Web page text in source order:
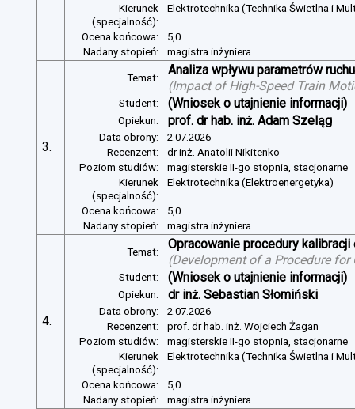
Kierunek
(specjalność):
Elektrotechnika (Technika Świetlna i
Ocena końcowa:
5,0
Nadany stopień:
magistra inżyniera
3.
Temat:
Analiza wpływu parametrów
(Impact of High-Speed Train
Student: (Wniosek o utajnienie informacji)
Opiekun: prof. dr hab. inż. Adam Szeląg
Data obrony:
2.07.2026
Recenzent:
dr inż. Anatolii Nikitenko
Poziom studiów:
magisterskie II-go stopnia, stacjonarne
Kierunek
(specjalność):
Elektrotechnika (Elektroenergetyka)
Ocena końcowa:
5,0
Nadany stopień:
magistra inżyniera
4.
Temat:
Opracowanie procedury
(Development of a Procedure for
Student: (Wniosek o utajnienie informacji)
Opiekun: dr inż. Sebastian Słomiński
Data obrony:
2.07.2026
Recenzent:
prof. dr hab. inż. Wojciech Żagan
Poziom studiów:
magisterskie II-go stopnia, stacjonarne
Kierunek
(specjalność):
Elektrotechnika (Technika Świetlna i
Ocena końcowa:
5,0
Nadany stopień:
magistra inżyniera